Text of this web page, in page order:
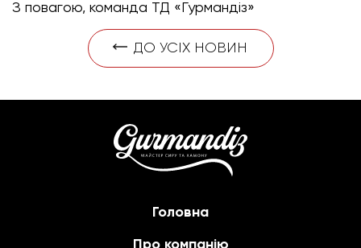
З повагою, команда ТД «Гурмандіз»
ДО УСІХ НОВИН
Головна
Про компанію